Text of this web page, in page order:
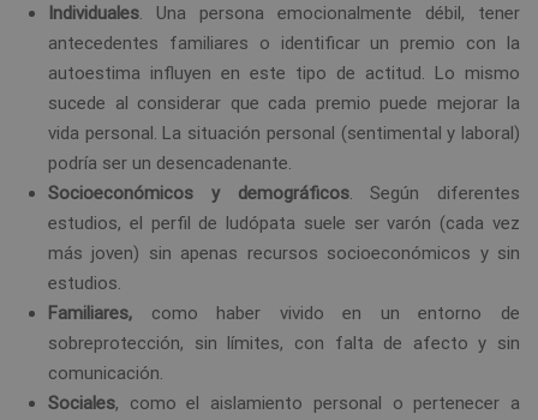
Individuales. Una persona emocionalmente débil, tener
antecedentes familiares o identificar un premio con la
autoestima influyen en este tipo de actitud. Lo mismo
sucede al considerar que cada premio puede mejorar la
vida personal. La situación personal (sentimental y laboral)
podría ser un desencadenante.
Socioeconómicos y demográficos. Según diferentes
estudios, el perfil de ludópata suele ser varón (cada vez
más joven) sin apenas recursos socioeconómicos y sin
estudios.
Familiares, como haber vivido en un entorno de
sobreprotección, sin límites, con falta de afecto y sin
comunicación.
Sociales, como el aislamiento personal o pertenecer a